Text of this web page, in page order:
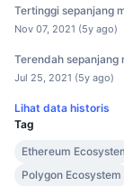
Tertinggi sepanjang
Nov 07, 2021 (5y ago)
Terendah sepanjang
Jul 25, 2021 (5y ago)
Lihat data historis
Tag
Ethereum
Polygon Ecosystem